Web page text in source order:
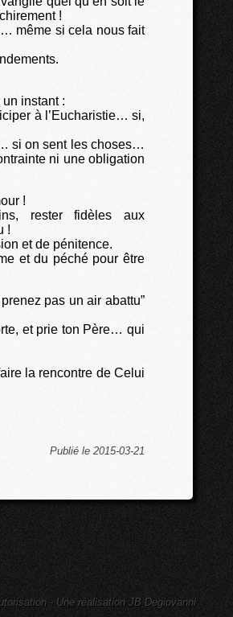
!
même si cela nous fait
instant :
à l’Eucharistie… si,
si on sent les choses…
ni une obligation
!
rester fidèles aux
!
et de pénitence.
et du péché pour être
pas un air abattu”
et prie ton Père… qui
la rencontre de Celui
Publié le 2015-03-21
- Une réalisation JB Degiovanni